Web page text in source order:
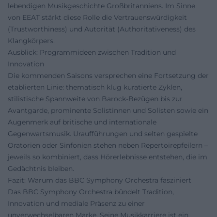
lebendigen Musikgeschichte Großbritanniens. Im Sinne
von EEAT stärkt diese Rolle die Vertrauenswürdigkeit
(Trustworthiness) und Autorität (Authoritativeness) des
Klangkörpers.
Ausblick: Programmideen zwischen Tradition und
Innovation
Die kommenden Saisons versprechen eine Fortsetzung der
etablierten Linie: thematisch klug kuratierte Zyklen,
stilistische Spannweite von Barock-Bezügen bis zur
Avantgarde, prominente Solistinnen und Solisten sowie ein
Augenmerk auf britische und internationale
Gegenwartsmusik. Uraufführungen und selten gespielte
Oratorien oder Sinfonien stehen neben Repertoirepfeilern –
jeweils so kombiniert, dass Hörerlebnisse entstehen, die im
Gedächtnis bleiben.
Fazit: Warum das BBC Symphony Orchestra fasziniert
Das BBC Symphony Orchestra bündelt Tradition,
Innovation und mediale Präsenz zu einer
unverwechselbaren Marke. Seine Musikkarriere ist ein